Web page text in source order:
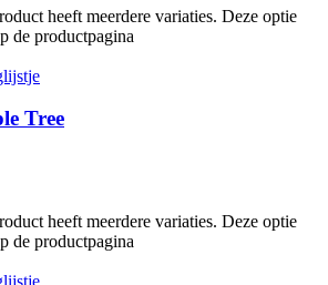
heeft meerdere variaties. Deze optie
de productpagina
Tree
heeft meerdere variaties. Deze optie
de productpagina